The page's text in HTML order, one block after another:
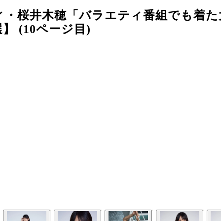
桜井木穂「バラエティ番組でも着
(10ページ目)